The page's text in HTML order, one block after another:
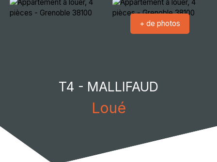
+ de photos
T4 - MALLIFAUD
Loué